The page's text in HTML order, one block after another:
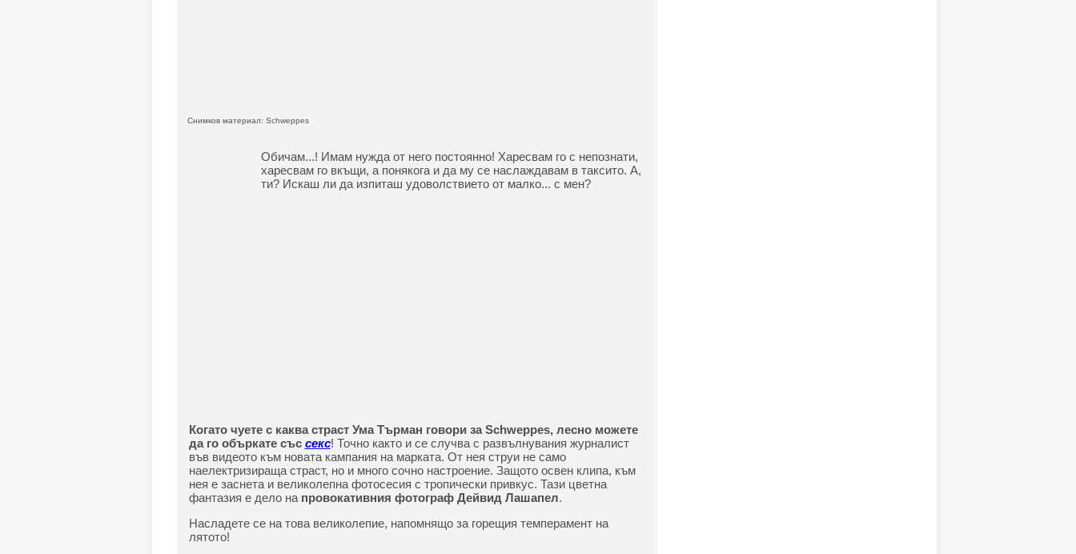
Снимков материал: Schweppes
Обичам...! Имам нужда от него постоянно! Харесвам го с непознати,
харесвам го вкъщи, а понякога и да му се наслаждавам в таксито. А,
ти? Искаш ли да изпиташ удоволствието от малко... с мен?
Когато чуете с каква страст Ума Търман говори за Schweppes, лесно можете
да го объркате със секс! Точно както и се случва с развълнувания журналист
във видеото към новата кампания на марката. От нея струи не само
наелектризираща страст, но и много сочно настроение. Защото освен клипа, към
нея е заснета и великолепна фотосесия с тропически привкус. Тази цветна
фантазия е дело на провокативния фотограф Дейвид Лашапел.
Насладете се на това великолепие, напомнящо за горещия темперамент на
лятото!